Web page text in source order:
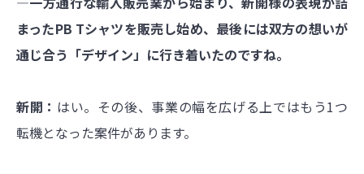
まったPB Tシャツを販売し始め、最後には双方の想いが
通じ合う「デザイン」に行き着いたのですね。
新開： はい。その後、事業の幅を広げる上ではもう1つ
転機となった案件があります。